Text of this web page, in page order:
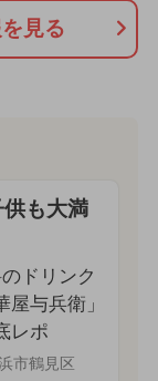
見る
も大満
ドリンク
与兵衛」
レポ
市鶴見区